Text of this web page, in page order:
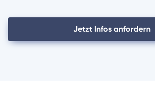
Jetzt Infos anfordern